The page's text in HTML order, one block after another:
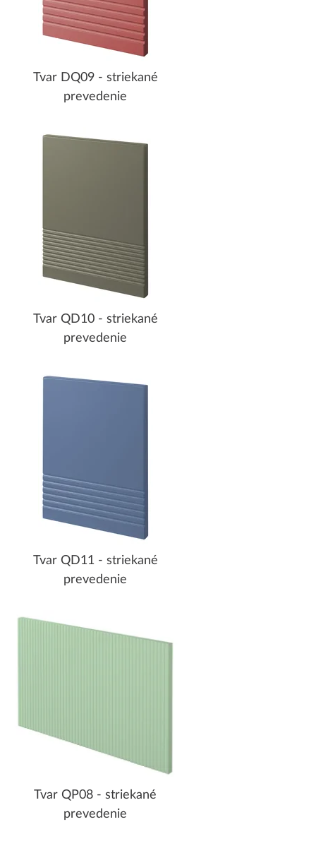
Tvar DQ09 - striekané
prevedenie
Tvar QD10 - striekané
prevedenie
Tvar QD11 - striekané
prevedenie
Tvar QP08 - striekané
prevedenie